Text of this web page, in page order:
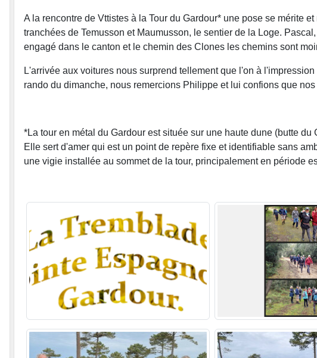
A la rencontre de Vttistes à la Tour du Gardour* une pose se mérite
tranchées de Temusson et Maumusson, le sentier de la Loge.
engagé dans le canton et le chemin des Clones les chemins sont
L'arrivée aux voitures nous surprend tellement que l'on à
rando du dimanche, nous remercions Philippe et lui confions que
*La tour en métal du Gardour est située sur une haute dune (butte
Elle sert d'amer qui est un point de repère fixe et identifiable sans
une vigie installée au sommet de la tour, principalement en période